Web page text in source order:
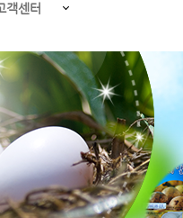
객센터